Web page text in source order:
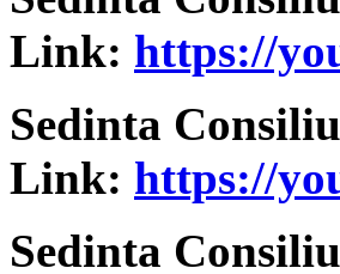
Link: https://
Sedinta
Link: https://
Sedinta